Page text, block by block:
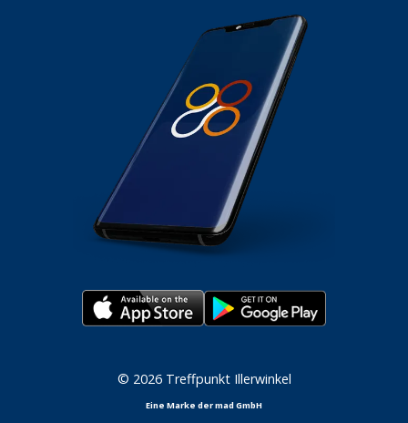
© 2026 Treffpunkt Illerwinkel
Eine Marke der mad GmbH